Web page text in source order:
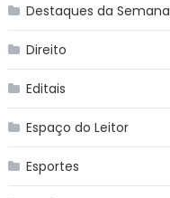
Destaques da Semana
Direito
Editais
Espaço do Leitor
Esportes